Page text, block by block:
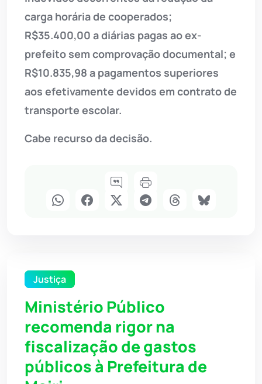
carga horária de cooperados;
R$35.400,00 a diárias pagas ao ex-
prefeito sem comprovação documental; e
R$10.835,98 a pagamentos superiores
aos efetivamente devidos em contrato de
transporte escolar.
Cabe recurso da decisão.
Justiça
Ministério Público
recomenda rigor na
fiscalização de gastos
públicos à Prefeitura de